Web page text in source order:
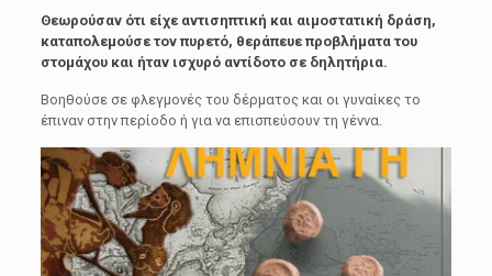
Θεωρούσαν ότι είχε αντισηπτική και αιμοστατική δράση,
καταπολεμούσε τον πυρετό, θεράπευε προβλήματα του
στομάχου και ήταν ισχυρό αντίδοτο σε δηλητήρια.
Βοηθούσε σε φλεγμονές του δέρματος και οι γυναίκες το
έπιναν στην περίοδο ή για να επισπεύσουν τη γέννα.